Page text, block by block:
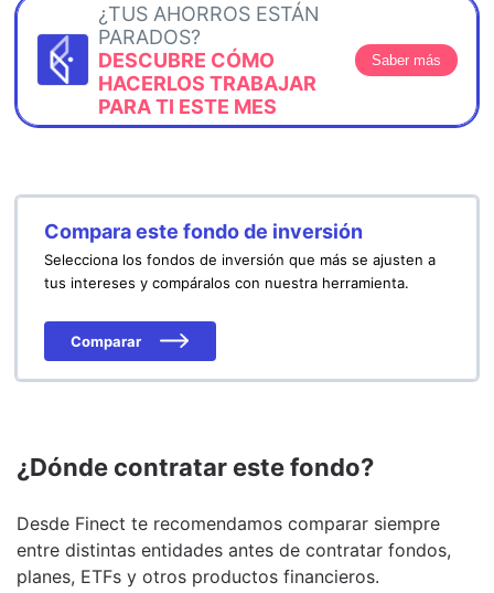
¿TUS AHORROS ESTÁN
PARADOS?
DESCUBRE CÓMO
HACERLOS TRABAJAR
PARA TI ESTE MES
Saber más
Compara este fondo de inversión
Selecciona los fondos de inversión que más se ajusten a
tus intereses y compáralos con nuestra herramienta.
Comparar
¿Dónde contratar este fondo?
Desde Finect te recomendamos comparar siempre
entre distintas entidades antes de contratar fondos,
planes, ETFs y otros productos financieros.